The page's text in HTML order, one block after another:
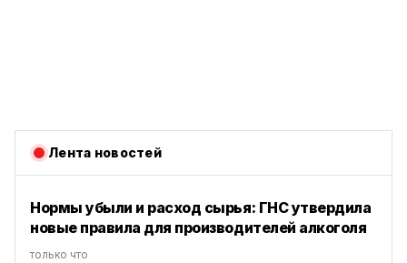
Лента новостей
Нормы убыли и расход сырья: ГНС утвердила
новые правила для производителей алкоголя
только что